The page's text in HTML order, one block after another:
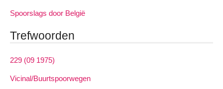
Spoorslags door België
Trefwoorden
229 (09 1975)
Vicinal/Buurtspoorwegen